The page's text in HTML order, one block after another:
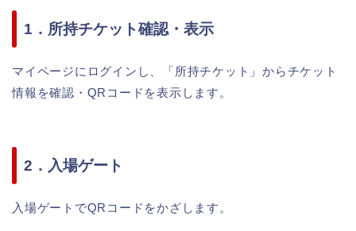
1．所持チケット確認・表示
マイページにログインし、「所持チケット」からチケット
情報を確認・QRコードを表示します。
2．入場ゲート
入場ゲートでQRコードをかざします。